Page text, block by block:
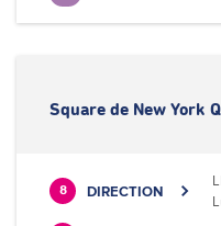
Square de New York
8 DIRECTION